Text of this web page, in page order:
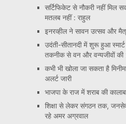
सर्टिफिकेट से नौकरी नहीं मिल
मतलब नहीं : राहुल
इनरव्हील ने सावन उत्सव और
उदंती-सीतानदी में शुरू हुआ
तकनीक से वन और वन्यजीवों की
कभी भी खोला जा सकता है
अलर्ट जारी
भाजपा के राज में शराब की
शिक्षा से लेकर संगठन तक,
रहे अमर अग्रवाल